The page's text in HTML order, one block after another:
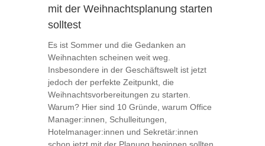
mit der Weihnachtsplanung starten
solltest
Es ist Sommer und die Gedanken an
Weihnachten scheinen weit weg.
Insbesondere in der Geschäftswelt ist jetzt
jedoch der perfekte Zeitpunkt, die
Weihnachtsvorbereitungen zu starten.
Warum? Hier sind 10 Gründe, warum Office
Manager:innen, Schulleitungen,
Hotelmanager:innen und Sekretär:innen